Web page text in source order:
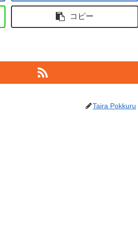
コピー
Taira Pokkuru